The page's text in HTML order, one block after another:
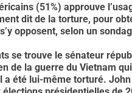
(51%) approuve
dit de la torture, pour
opposent, selon un
se trouve le sénateur
de la guerre du Vietnam
a été lui-même torturé.